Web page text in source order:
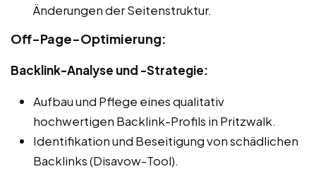
Änderungen der Seitenstruktur.
Off-Page-Optimierung:
Backlink-Analyse und -Strategie:
Aufbau und Pflege eines qualitativ
hochwertigen Backlink-Profils in Pritzwalk.
Identifikation und Beseitigung von schädlichen
Backlinks (Disavow-Tool).